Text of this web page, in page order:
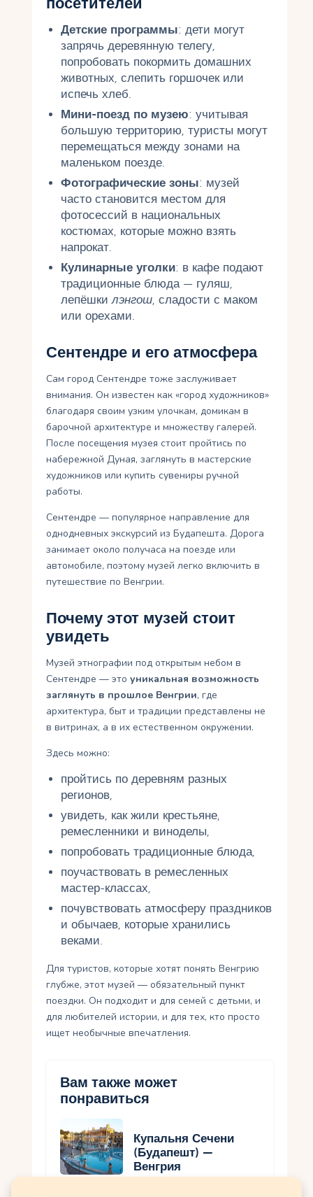
Детские программы: дети могут
запрячь деревянную телегу,
попробовать покормить домашних
животных, слепить горшочек или
испечь хлеб.
Мини-поезд по музею: учитывая
большую территорию, туристы могут
перемещаться между зонами на
маленьком поезде.
Фотографические зоны: музей
часто становится местом для
фотосессий в национальных
костюмах, которые можно взять
напрокат.
Кулинарные уголки: в кафе подают
традиционные блюда — гуляш,
лепёшки лэнгош, сладости с маком
или орехами.
Сентендре и его атмосфера
Сам город Сентендре тоже заслуживает
внимания. Он известен как «город художников»
благодаря своим узким улочкам, домикам в
барочной архитектуре и множеству галерей.
После посещения музея стоит пройтись по
набережной Дуная, заглянуть в мастерские
художников или купить сувениры ручной
работы.
Сентендре — популярное направление для
однодневных экскурсий из Будапешта. Дорога
занимает около получаса на поезде или
автомобиле, поэтому музей легко включить в
путешествие по Венгрии.
Почему этот музей стоит
увидеть
Музей этнографии под открытым небом в
Сентендре — этоуникальная возможность
заглянуть в прошлое Венгрии, где
архитектура, быт и традиции представлены не
в витринах, а в их естественном окружении.
Здесь можно:
пройтись по деревням разных
регионов,
увидеть, как жили крестьяне,
ремесленники и виноделы,
попробовать традиционные блюда,
поучаствовать в ремесленных
мастер-классах,
почувствовать атмосферу праздников
и обычаев, которые хранились
веками.
Для туристов, которые хотят понять Венгрию
глубже, этот музей — обязательный пункт
поездки. Он подходит и для семей с детьми, и
для любителей истории, и для тех, кто просто
ищет необычные впечатления.
Вам также может
понравиться
Купальня Сечени
(Будапешт) —
Венгрия